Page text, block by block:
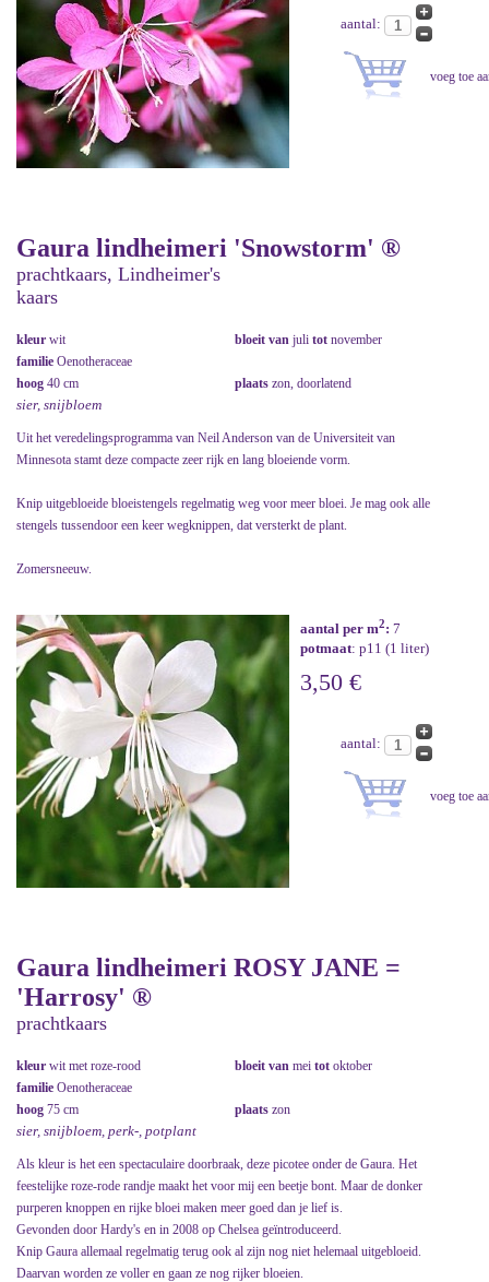
aantal:
Gaura lindheimeri 'Snowstorm' ®
prachtkaars, Lindheimer's
kaars
kleur wit bloeit van juli tot november
familie Oenotheraceae
hoog 40 cm plaats zon, doorlatend
sier, snijbloem
Uit het veredelingsprogramma van Neil Anderson van de Universiteit van
Minnesota stamt deze compacte zeer rijk en lang bloeiende vorm.
Knip uitgebloeide bloeistengels regelmatig weg voor meer bloei. Je mag ook alle
stengels tussendoor een keer wegknippen, dat versterkt de plant.
Zomersneeuw.
aantal per m2: 7
potmaat: p11 (1 liter)
3,50 €
aantal:
Gaura lindheimeri ROSY JANE =
'Harrosy' ®
prachtkaars
kleur wit met roze-rood bloeit van mei tot oktober
familie Oenotheraceae
hoog 75 cm plaats zon
sier, snijbloem, perk-, potplant
Als kleur is het een spectaculaire doorbraak, deze picotee onder de Gaura. Het
feestelijke roze-rode randje maakt het voor mij een beetje bont. Maar de donker
purperen knoppen en rijke bloei maken meer goed dan je lief is.
Gevonden door Hardy's en in 2008 op Chelsea geïntroduceerd.
Knip Gaura allemaal regelmatig terug ook al zijn nog niet helemaal uitgebloeid.
Daarvan worden ze voller en gaan ze nog rijker bloeien.